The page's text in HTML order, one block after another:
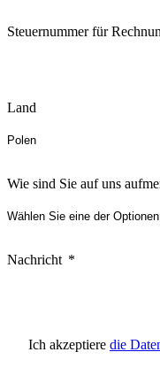
Steuernummer für
Land
Wie sind Sie auf uns
Nachricht
Ich akzeptiere die